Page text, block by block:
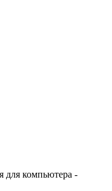
для компьютера -